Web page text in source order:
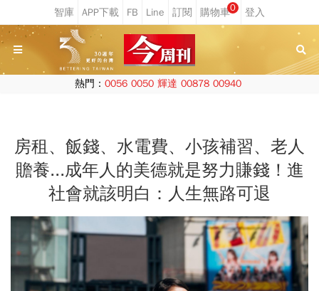
0
熱門： 0056 0050 輝達 00878 00940
房租、飯錢、水電費、小孩補習、老人
贍養...成年人的美德就是努力賺錢！進
社會就該明白：人生無路可退